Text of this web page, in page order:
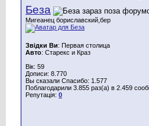
Беза
Мигеанец бориславский,бер
Звідки Ви: Первая столица
Авто: Старекс и Краз
Вік: 59
Дописи: 8.770
Вы сказали Спасибо: 1.577
Поблагодарили 3.855 раз(а) в 2.459
Репутація: 0